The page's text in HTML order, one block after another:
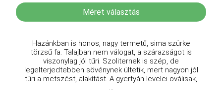
Méret választás
Hazánkban is honos, nagy termetű, sima szürke
törzsű fa. Talajban nem válogat, a szárazságot is
viszonylag jól tűri. Szoliternek is szép, de
legelterjedtebben sövénynek ültetik, mert nagyon jól
tűri a metszést, alakítást. A gyertyán levelei oválisak,
...